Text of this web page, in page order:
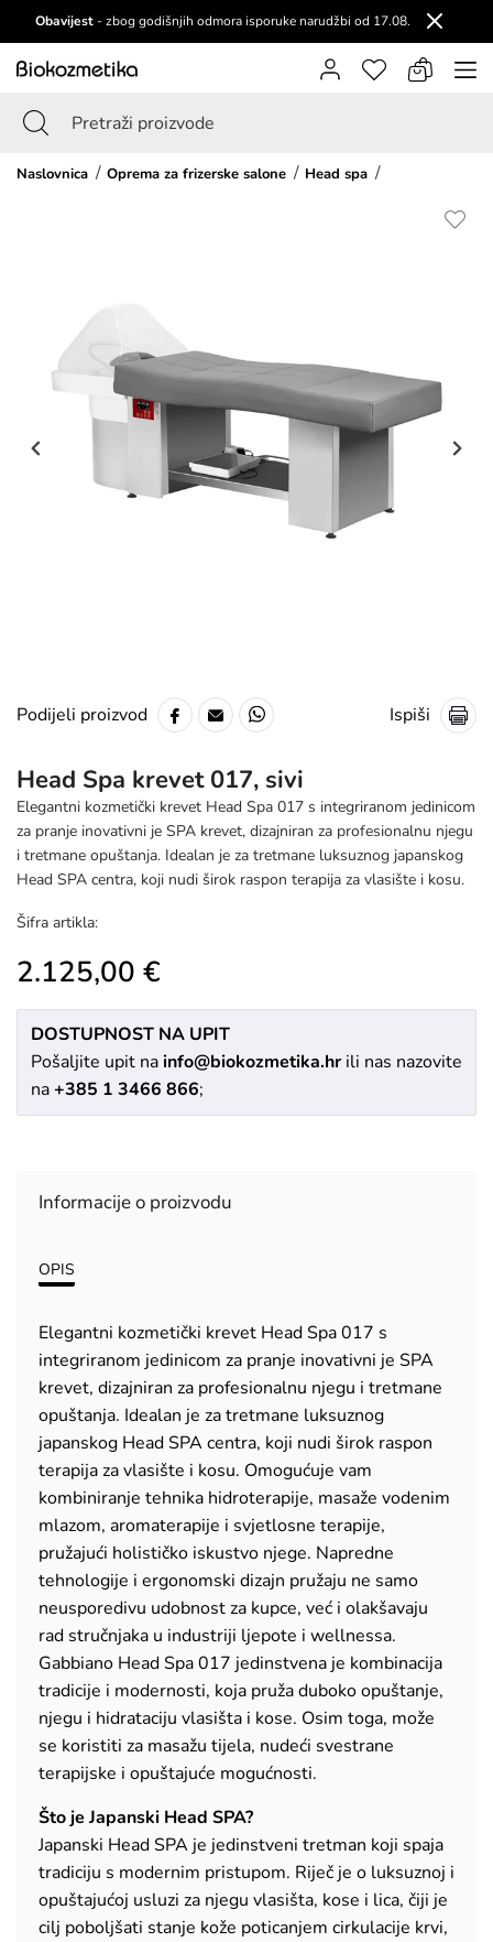
Obavijest - zbog godišnjih odmora isporuke narudžbi od 17.08.
Naslovnica Oprema za frizerske salone Head spa
Podijeli proizvod Ispiši
Head Spa krevet 017, sivi
Elegantni kozmetički krevet Head Spa 017 s integriranom jedinicom
za pranje inovativni je SPA krevet, dizajniran za profesionalnu njegu
i tretmane opuštanja. Idealan je za tretmane luksuznog japanskog
Head SPA centra, koji nudi širok raspon terapija za vlasište i kosu.
Šifra artikla:
2.125,00 €
DOSTUPNOST NA UPIT
Pošaljite upit nainfo@biokozmetika.hrili nas nazovite
na+385 1 3466 866;
Informacije o proizvodu
OPIS
Elegantni kozmetički krevet Head Spa 017 s
integriranom jedinicom za pranje inovativni je SPA
krevet, dizajniran za profesionalnu njegu i tretmane
opuštanja. Idealan je za tretmane luksuznog
japanskog Head SPA centra, koji nudi širok raspon
terapija za vlasište i kosu. Omogućuje vam
kombiniranje tehnika hidroterapije, masaže vodenim
mlazom, aromaterapije i svjetlosne terapije,
pružajući holističko iskustvo njege. Napredne
tehnologije i ergonomski dizajn pružaju ne samo
neusporedivu udobnost za kupce, već i olakšavaju
rad stručnjaka u industriji ljepote i wellnessa.
Gabbiano Head Spa 017 jedinstvena je kombinacija
tradicije i modernosti, koja pruža duboko opuštanje,
njegu i hidrataciju vlasišta i kose. Osim toga, može
se koristiti za masažu tijela, nudeći svestrane
terapijske i opuštajuće mogućnosti.
Što je Japanski Head SPA?
Japanski Head SPA je jedinstveni tretman koji spaja
tradiciju s modernim pristupom. Riječ je o luksuznoj i
opuštajućoj usluzi za njegu vlasišta, kose i lica, čiji je
cilj poboljšati stanje kože poticanjem cirkulacije krvi,